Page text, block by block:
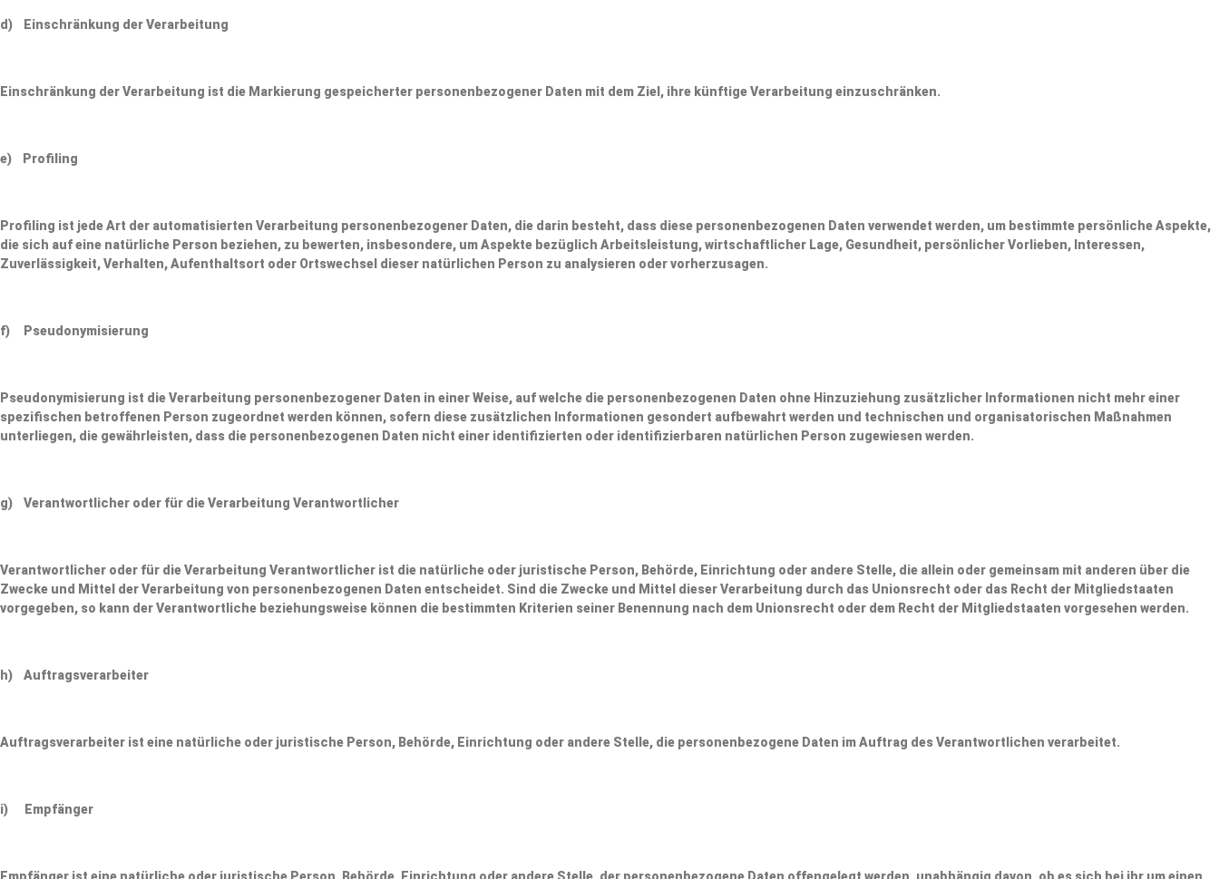
d) Einschränkung der Verarbeitung
Einschränkung der Verarbeitung ist die Markierung gespeicherter personenbezogener Daten mit dem Ziel, ihre künftige Verarbeitung einzuschränken.
e) Profiling
Profiling ist jede Art der automatisierten Verarbeitung personenbezogener Daten, die darin besteht, dass diese personenbezogenen Daten verwendet werden, um bestimmte persönliche Aspekte,
die sich auf eine natürliche Person beziehen, zu bewerten, insbesondere, um Aspekte bezüglich Arbeitsleistung, wirtschaftlicher Lage, Gesundheit, persönlicher Vorlieben, Interessen,
Zuverlässigkeit, Verhalten, Aufenthaltsort oder Ortswechsel dieser natürlichen Person zu analysieren oder vorherzusagen.
f) Pseudonymisierung
Pseudonymisierung ist die Verarbeitung personenbezogener Daten in einer Weise, auf welche die personenbezogenen Daten ohne Hinzuziehung zusätzlicher Informationen nicht mehr einer
spezifischen betroffenen Person zugeordnet werden können, sofern diese zusätzlichen Informationen gesondert aufbewahrt werden und technischen und organisatorischen Maßnahmen
unterliegen, die gewährleisten, dass die personenbezogenen Daten nicht einer identifizierten oder identifizierbaren natürlichen Person zugewiesen werden.
g) Verantwortlicher oder für die Verarbeitung Verantwortlicher
Verantwortlicher oder für die Verarbeitung Verantwortlicher ist die natürliche oder juristische Person, Behörde, Einrichtung oder andere Stelle, die allein oder gemeinsam mit anderen über die
Zwecke und Mittel der Verarbeitung von personenbezogenen Daten entscheidet. Sind die Zwecke und Mittel dieser Verarbeitung durch das Unionsrecht oder das Recht der Mitgliedstaaten
vorgegeben, so kann der Verantwortliche beziehungsweise können die bestimmten Kriterien seiner Benennung nach dem Unionsrecht oder dem Recht der Mitgliedstaaten vorgesehen werden.
h) Auftragsverarbeiter
Auftragsverarbeiter ist eine natürliche oder juristische Person, Behörde, Einrichtung oder andere Stelle, die personenbezogene Daten im Auftrag des Verantwortlichen verarbeitet.
i) Empfänger